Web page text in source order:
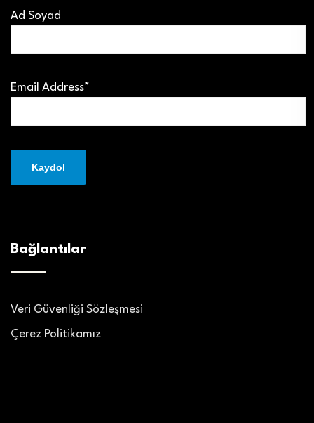
Ad Soyad
Email Address*
Bağlantılar
Veri Güvenliği Sözleşmesi
Çerez Politikamız